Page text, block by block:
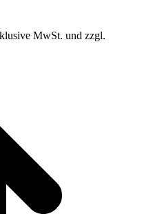
MwSt. und zzgl.